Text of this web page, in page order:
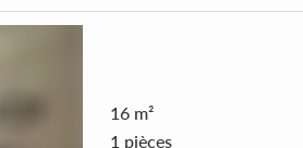
16 m²
1 pièces